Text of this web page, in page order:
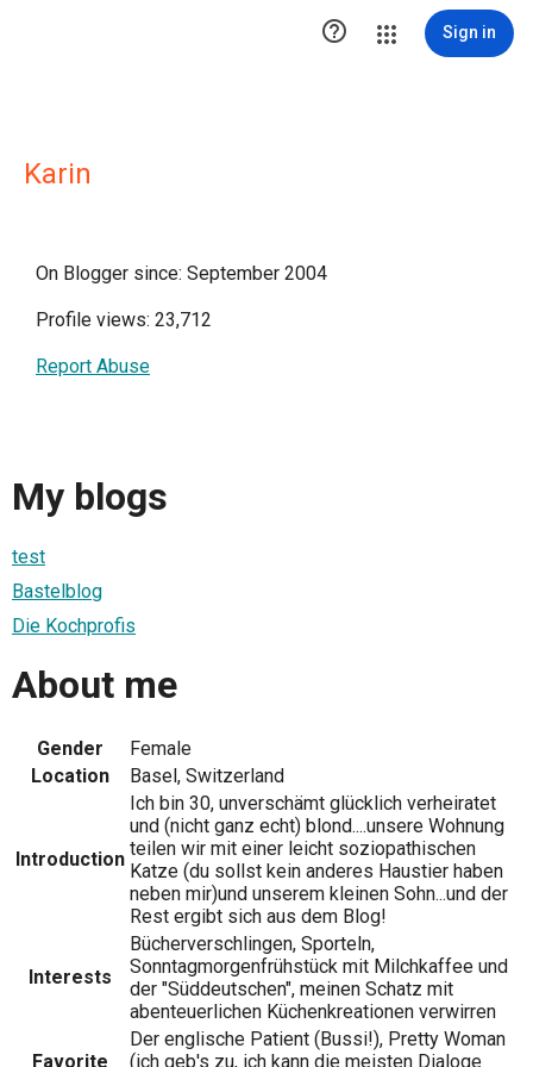
 Sign in
Karin
On Blogger since: September 2004
Profile views: 23,712
Report Abuse
My blogs
test
Bastelblog
Die Kochprofis
About me
Gender
Female
Location
Basel, Switzerland
Introduction
Ich bin 30, unverschämt glücklich verheiratet
und (nicht ganz echt) blond....unsere Wohnung
teilen wir mit einer leicht soziopathischen
Katze (du sollst kein anderes Haustier haben
neben mir)und unserem kleinen Sohn...und der
Rest ergibt sich aus dem Blog!
Interests
Bücherverschlingen, Sporteln,
Sonntagmorgenfrühstück mit Milchkaffee und
der "Süddeutschen", meinen Schatz mit
abenteuerlichen Küchenkreationen verwirren
Favorite
Der englische Patient (Bussi!), Pretty Woman
(ich geb's zu, ich kann die meisten Dialoge